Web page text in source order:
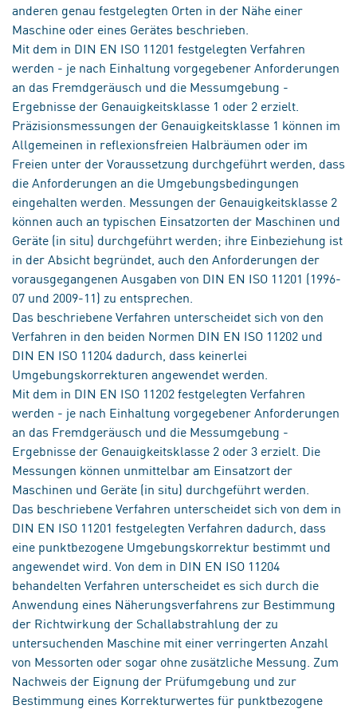
anderen genau festgelegten Orten in der Nähe einer
Maschine oder eines Gerätes beschrieben.
Mit dem in DIN EN ISO 11201 festgelegten Verfahren
werden - je nach Einhaltung vorgegebener Anforderungen
an das Fremdgeräusch und die Messumgebung -
Ergebnisse der Genauigkeitsklasse 1 oder 2 erzielt.
Präzisionsmessungen der Genauigkeitsklasse 1 können im
Allgemeinen in reflexionsfreien Halbräumen oder im
Freien unter der Voraussetzung durchgeführt werden, dass
die Anforderungen an die Umgebungsbedingungen
eingehalten werden. Messungen der Genauigkeitsklasse 2
können auch an typischen Einsatzorten der Maschinen und
Geräte (in situ) durchgeführt werden; ihre Einbeziehung ist
in der Absicht begründet, auch den Anforderungen der
vorausgegangenen Ausgaben von DIN EN ISO 11201 (1996-
07 und 2009-11) zu entsprechen.
Das beschriebene Verfahren unterscheidet sich von den
Verfahren in den beiden Normen DIN EN ISO 11202 und
DIN EN ISO 11204 dadurch, dass keinerlei
Umgebungskorrekturen angewendet werden.
Mit dem in DIN EN ISO 11202 festgelegten Verfahren
werden - je nach Einhaltung vorgegebener Anforderungen
an das Fremdgeräusch und die Messumgebung -
Ergebnisse der Genauigkeitsklasse 2 oder 3 erzielt. Die
Messungen können unmittelbar am Einsatzort der
Maschinen und Geräte (in situ) durchgeführt werden.
Das beschriebene Verfahren unterscheidet sich von dem in
DIN EN ISO 11201 festgelegten Verfahren dadurch, dass
eine punktbezogene Umgebungskorrektur bestimmt und
angewendet wird. Von dem in DIN EN ISO 11204
behandelten Verfahren unterscheidet es sich durch die
Anwendung eines Näherungsverfahrens zur Bestimmung
der Richtwirkung der Schallabstrahlung der zu
untersuchenden Maschine mit einer verringerten Anzahl
von Messorten oder sogar ohne zusätzliche Messung. Zum
Nachweis der Eignung der Prüfumgebung und zur
Bestimmung eines Korrekturwertes für punktbezogene